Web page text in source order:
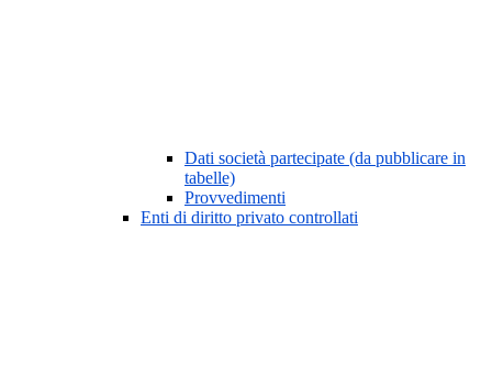
Dati società partecipate (da pubblicare in
tabelle)
Provvedimenti
Enti di diritto privato controllati